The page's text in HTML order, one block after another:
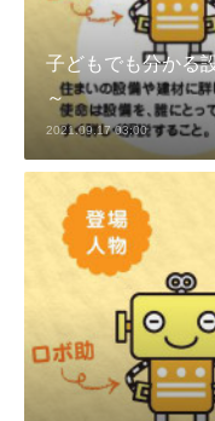
子どもでも分かる
～
2021.09.17 03:00